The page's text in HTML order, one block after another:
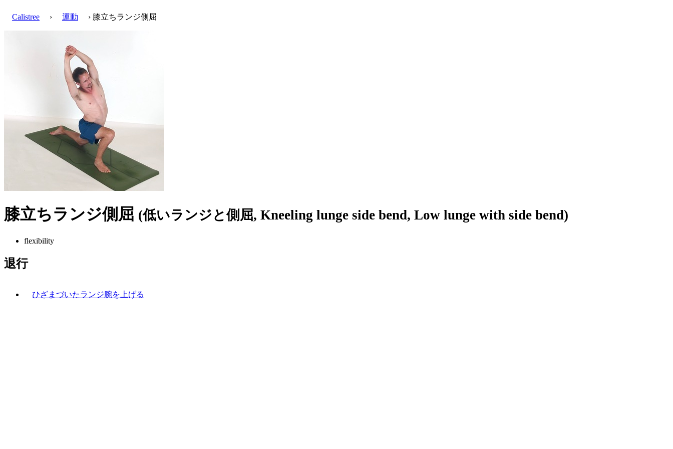
Calistree › 運動 › 膝立ちランジ側屈
膝立ちランジ側屈 (低いランジと側屈, Kneeling lunge side bend, Low lunge with side bend)
flexibility
退行
ひざまづいたランジ腕を上げる